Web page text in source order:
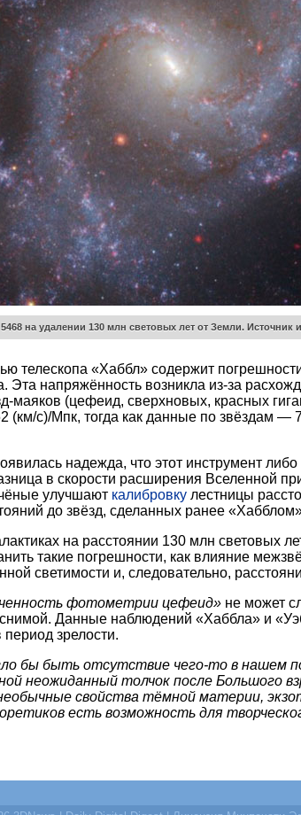
5468 на удалении 130 млн световых лет от Земли. Источник
телескопа «Хаббл» содержит
напряжённость возникла из-за
(цефеид, сверхновых, красных
(км/с)/Мпк, тогда как данные по звёздам —
надежда, что этот инструмент либо
в скорости расширения Вселенной
улучшают калибровку лестницы
до звёзд, сделанных ранее
на расстоянии 130 млн
такие погрешности, как влияние
светимости и, следовательно,
фотометрии цефеид» не может
Данные наблюдений «Хаббла» и
зрелости.
бы быть отсутствие чего-то в нашем
неожиданный толчок после Большого
свойства тёмной материи,
есть возможность для